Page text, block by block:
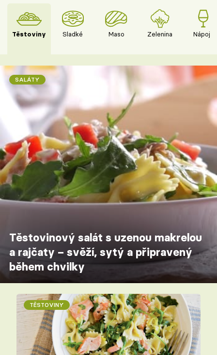
Těstoviny Sladké Maso Zelenina Nápoje
SALÁTY
Těstovinový salát s uzenou makrelou
a rajčaty – svěží, sytý a připravený
během chvilky
TĚSTOVINY